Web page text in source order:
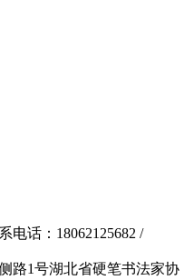
电话：18062125682 /
路1号湖北省硬笔书法家协